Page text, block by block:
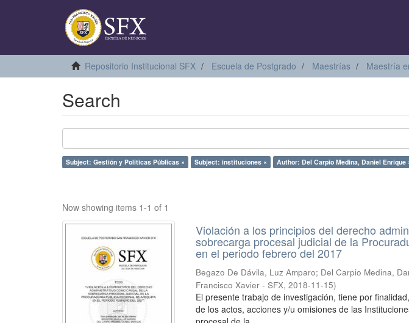
Repositorio Institucional SFX Escuela de Postgrado Maestrías Maestría
Search
Subject: Gestión y Políticas Públicas × Subject: instituciones × Author: Del Carpio Medina, Daniel Enrique
Now showing items 1-1 of 1
Violación a los principios del derecho
sobrecarga procesal judicial de la
en el periodo febrero del 2017
Begazo De Dávila, Luz Amparo; Del Carpio Medina,
Francisco Xavier - SFX,2018-11-15)
El presente trabajo de investigación, tiene por
de los actos, acciones y/u omisiones de las